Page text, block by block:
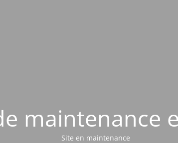
maintenance
Site en maintenance